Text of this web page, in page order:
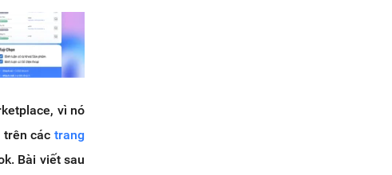
vì nó
trên cáctrang
Bài viết sau